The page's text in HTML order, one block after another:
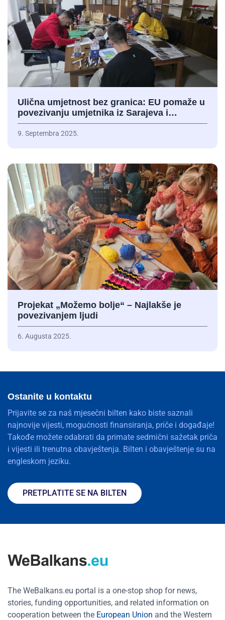
Ulična umjetnost bez granica: EU pomaže u
povezivanju umjetnika iz Sarajeva i…
9. Septembra 2025.
Projekat „Možemo bolje“ – Najlakše je
povezivanjem ljudi
6. Augusta 2025.
Ostanite u kontaktu
Prijavite se za naš mjesečni bilten kako biste saznali
najnovije vijesti, mogućnosti finansiranja, priče i događaje!
Takođe možete odabrati da primate sedmični sažetak priča
i vijesti ili trenutna obavještenja. Bilten i obavještenje su na
engleskom jeziku.
PRETPLATITE SE NA BILTEN
The WeBalkans.eu portal is a one-stop shop for news,
stories, funding opportunities, and related information on
cooperation between the European Union and the Western